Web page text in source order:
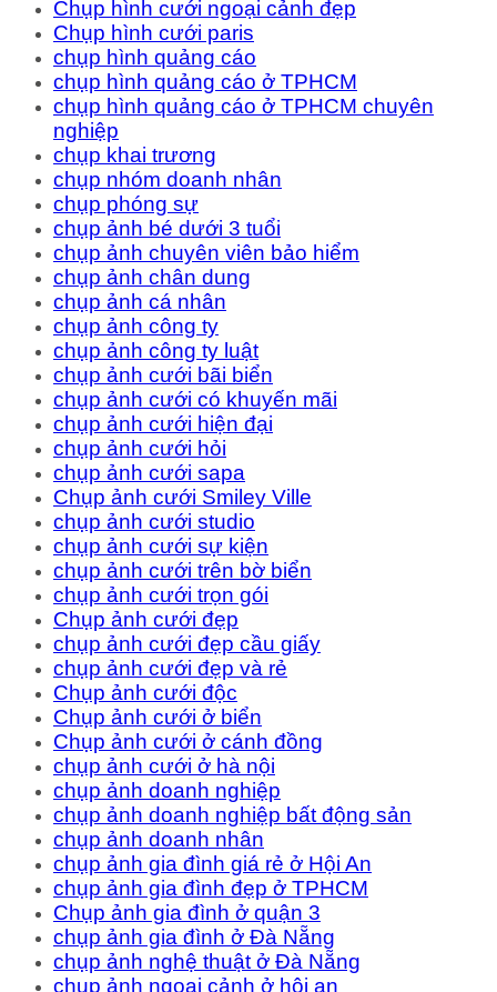
Chụp hình cưới ngoại cảnh đẹp
Chụp hình cưới paris
chụp hình quảng cáo
chụp hình quảng cáo ở TPHCM
chụp hình quảng cáo ở TPHCM chuyên
nghiệp
chụp khai trương
chụp nhóm doanh nhân
chụp phóng sự
chụp ảnh bé dưới 3 tuổi
chụp ảnh chuyên viên bảo hiểm
chụp ảnh chân dung
chụp ảnh cá nhân
chụp ảnh công ty
chụp ảnh công ty luật
chụp ảnh cưới bãi biển
chụp ảnh cưới có khuyến mãi
chụp ảnh cưới hiện đại
chụp ảnh cưới hỏi
chụp ảnh cưới sapa
Chụp ảnh cưới Smiley Ville
chụp ảnh cưới studio
chụp ảnh cưới sự kiện
chụp ảnh cưới trên bờ biển
chụp ảnh cưới trọn gói
Chụp ảnh cưới đẹp
chụp ảnh cưới đẹp cầu giấy
chụp ảnh cưới đẹp và rẻ
Chụp ảnh cưới độc
Chụp ảnh cưới ở biển
Chụp ảnh cưới ở cánh đồng
chụp ảnh cưới ở hà nội
chụp ảnh doanh nghiệp
chụp ảnh doanh nghiệp bất động sản
chụp ảnh doanh nhân
chụp ảnh gia đình giá rẻ ở Hội An
chụp ảnh gia đình đẹp ở TPHCM
Chụp ảnh gia đình ở quận 3
chụp ảnh gia đình ở Đà Nẵng
chụp ảnh nghệ thuật ở Đà Nẵng
chụp ảnh ngoại cảnh ở hội an